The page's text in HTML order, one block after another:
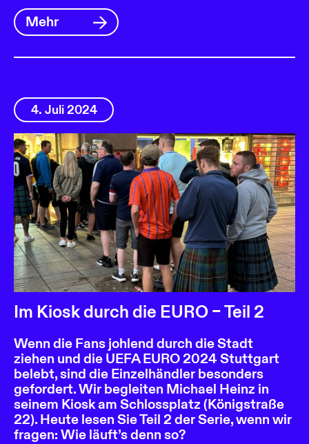
Mehr
4. Juli 2024
Im Kiosk durch die EURO – Teil 2
Wenn die Fans johlend durch die Stadt
ziehen und die UEFA EURO 2024 Stuttgart
belebt, sind die Einzelhändler besonders
gefordert. Wir begleiten Michael Heinz in
seinem Kiosk am Schlossplatz (Königstraße
22). Heute lesen Sie Teil 2 der Serie, wenn wir
fragen: Wie läuft’s denn so?